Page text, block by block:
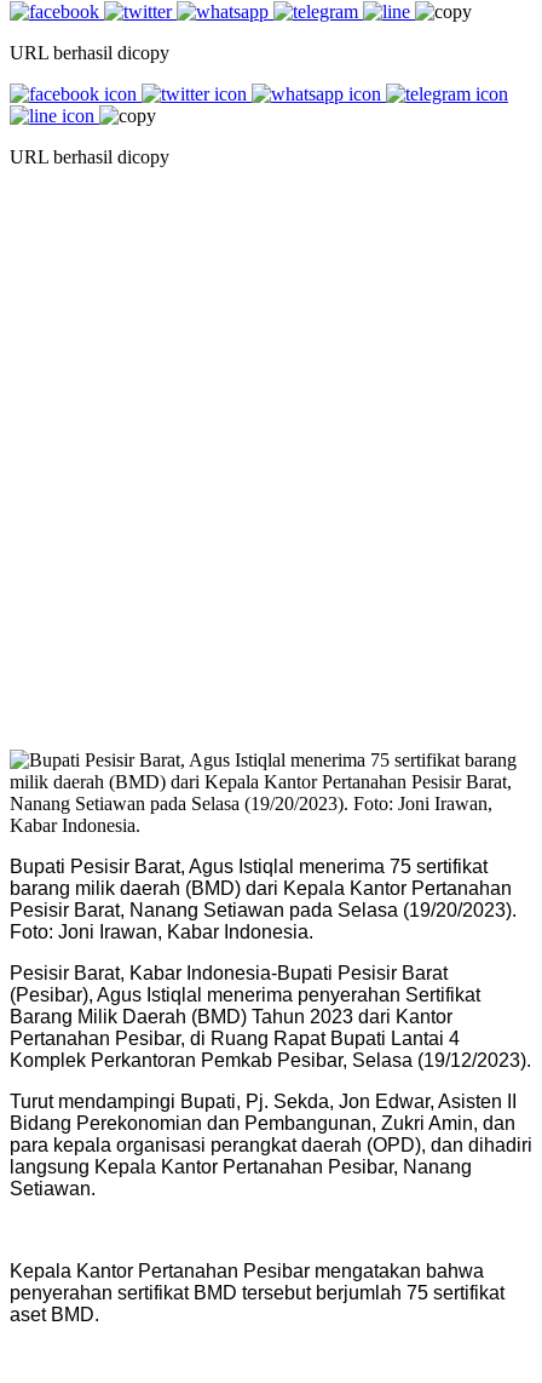
URL berhasil dicopy
URL berhasil dicopy
Bupati Pesisir Barat, Agus Istiqlal menerima 75 sertifikat
barang milik daerah (BMD) dari Kepala Kantor Pertanahan
Pesisir Barat, Nanang Setiawan pada Selasa (19/20/2023).
Foto: Joni Irawan, Kabar Indonesia.
Pesisir Barat, Kabar Indonesia-Bupati Pesisir Barat
(Pesibar), Agus Istiqlal menerima penyerahan Sertifikat
Barang Milik Daerah (BMD) Tahun 2023 dari Kantor
Pertanahan Pesibar, di Ruang Rapat Bupati Lantai 4
Komplek Perkantoran Pemkab Pesibar, Selasa (19/12/2023).
Turut mendampingi Bupati, Pj. Sekda, Jon Edwar, Asisten II
Bidang Perekonomian dan Pembangunan, Zukri Amin, dan
para kepala organisasi perangkat daerah (OPD), dan dihadiri
langsung Kepala Kantor Pertanahan Pesibar, Nanang
Setiawan.
Kepala Kantor Pertanahan Pesibar mengatakan bahwa
penyerahan sertifikat BMD tersebut berjumlah 75 sertifikat
aset BMD.